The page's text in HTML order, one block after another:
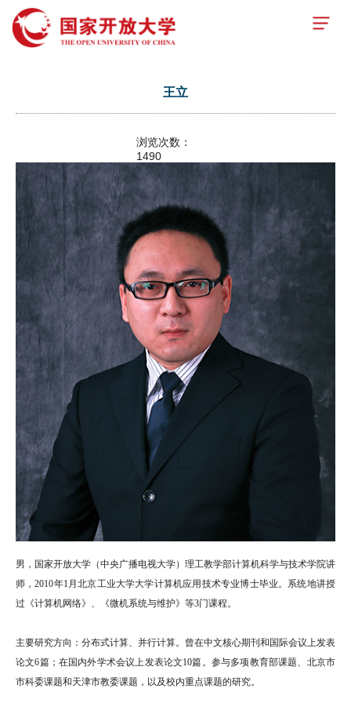
王立
浏览次数：
1490
男，国家开放大学（中央广播电视大学）理工教学部计算机科学与技术学院讲
师，2010年1月北京工业大学大学计算机应用技术专业博士毕业。系统地讲授
过《计算机网络》、《微机系统与维护》等3门课程。
主要研究方向：分布式计算、并行计算。曾在中文核心期刊和国际会议上发表
论文6篇；在国内外学术会议上发表论文10篇。参与多项教育部课题、北京市
市科委课题和天津市教委课题，以及校内重点课题的研究。